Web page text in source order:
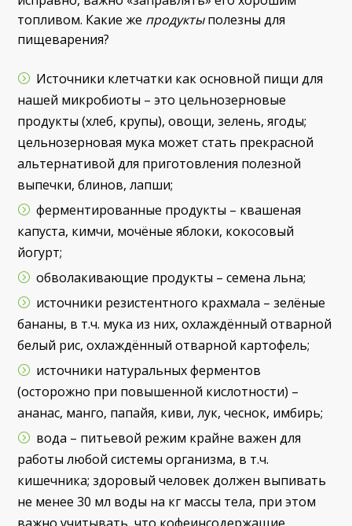
топливом. Какие же продуктыполезны для
пищеварения?
Источники клетчатки как основной пищи для
нашей микробиоты – это цельнозерновые
продукты (хлеб, крупы), овощи, зелень, ягоды;
цельнозерновая мука может стать прекрасной
альтернативой для приготовления полезной
выпечки, блинов, лапши;
ферментированные продукты – квашеная
капуста, кимчи, мочёные яблоки, кокосовый
йогурт;
обволакивающие продукты – семена льна;
источники резистентного крахмала – зелёные
бананы, в т.ч. мука из них, охлаждённый отварной
белый рис, охлаждённый отварной картофель;
источники натуральных ферментов
(осторожно при повышенной кислотности) –
ананас, манго, папайя, киви, лук, чеснок, имбирь;
вода – питьевой режим крайне важен для
работы любой системы организма, в т.ч.
кишечника; здоровый человек должен выпивать
не менее 30 мл воды на кг массы тела, при этом
важно учитывать, что кофеинсодержащие